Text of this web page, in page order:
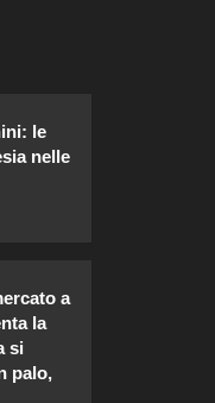
le
nelle
a
la
si
palo,